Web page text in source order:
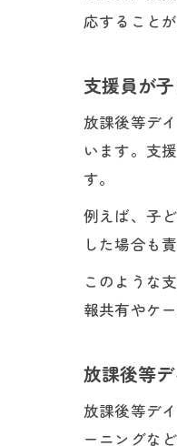
応することが
支援員が
放課後等デ
います。支
す。
例えば、子
した場合も
このような
報共有やケ
放課後等
放課後等デ
ーニングな